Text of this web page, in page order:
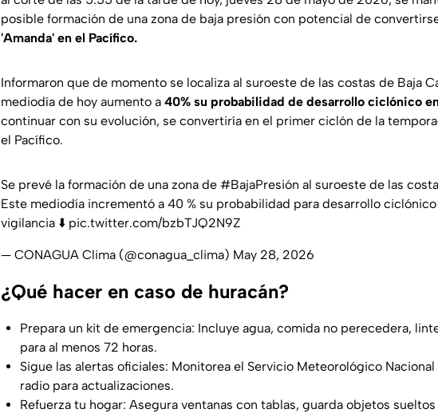
posible formación de una zona de baja presión con potencial de
'Amanda' en el Pacífico.
Informaron que de momento se localiza al suroeste de las costas de Baja
mediodía de hoy aumento a 40% su probabilidad de desarrollo ciclónico
continuar con su evolución, se convertiría en el primer ciclón de la
el Pacífico.
Se prevé la formación de una zona de #BajaPresión al suroeste de las
Este mediodía incrementó a 40 % su probabilidad para desarrollo ciclónico
vigilancia ⬇️ pic.twitter.com/bzbTJQ2N9Z
— CONAGUA Clima (@conagua_clima) May 28, 2026
¿Qué hacer en caso de huracán?
Prepara un kit de emergencia: Incluye agua, comida no perecedera,
para al menos 72 horas.
Sigue las alertas oficiales: Monitorea el Servicio Meteorológico
radio para actualizaciones.
Refuerza tu hogar: Asegura ventanas con tablas, guarda objetos